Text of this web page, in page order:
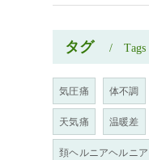
タグ Tags
気圧痛 体不調
天気痛 温暖差
頚ヘルニアヘルニア